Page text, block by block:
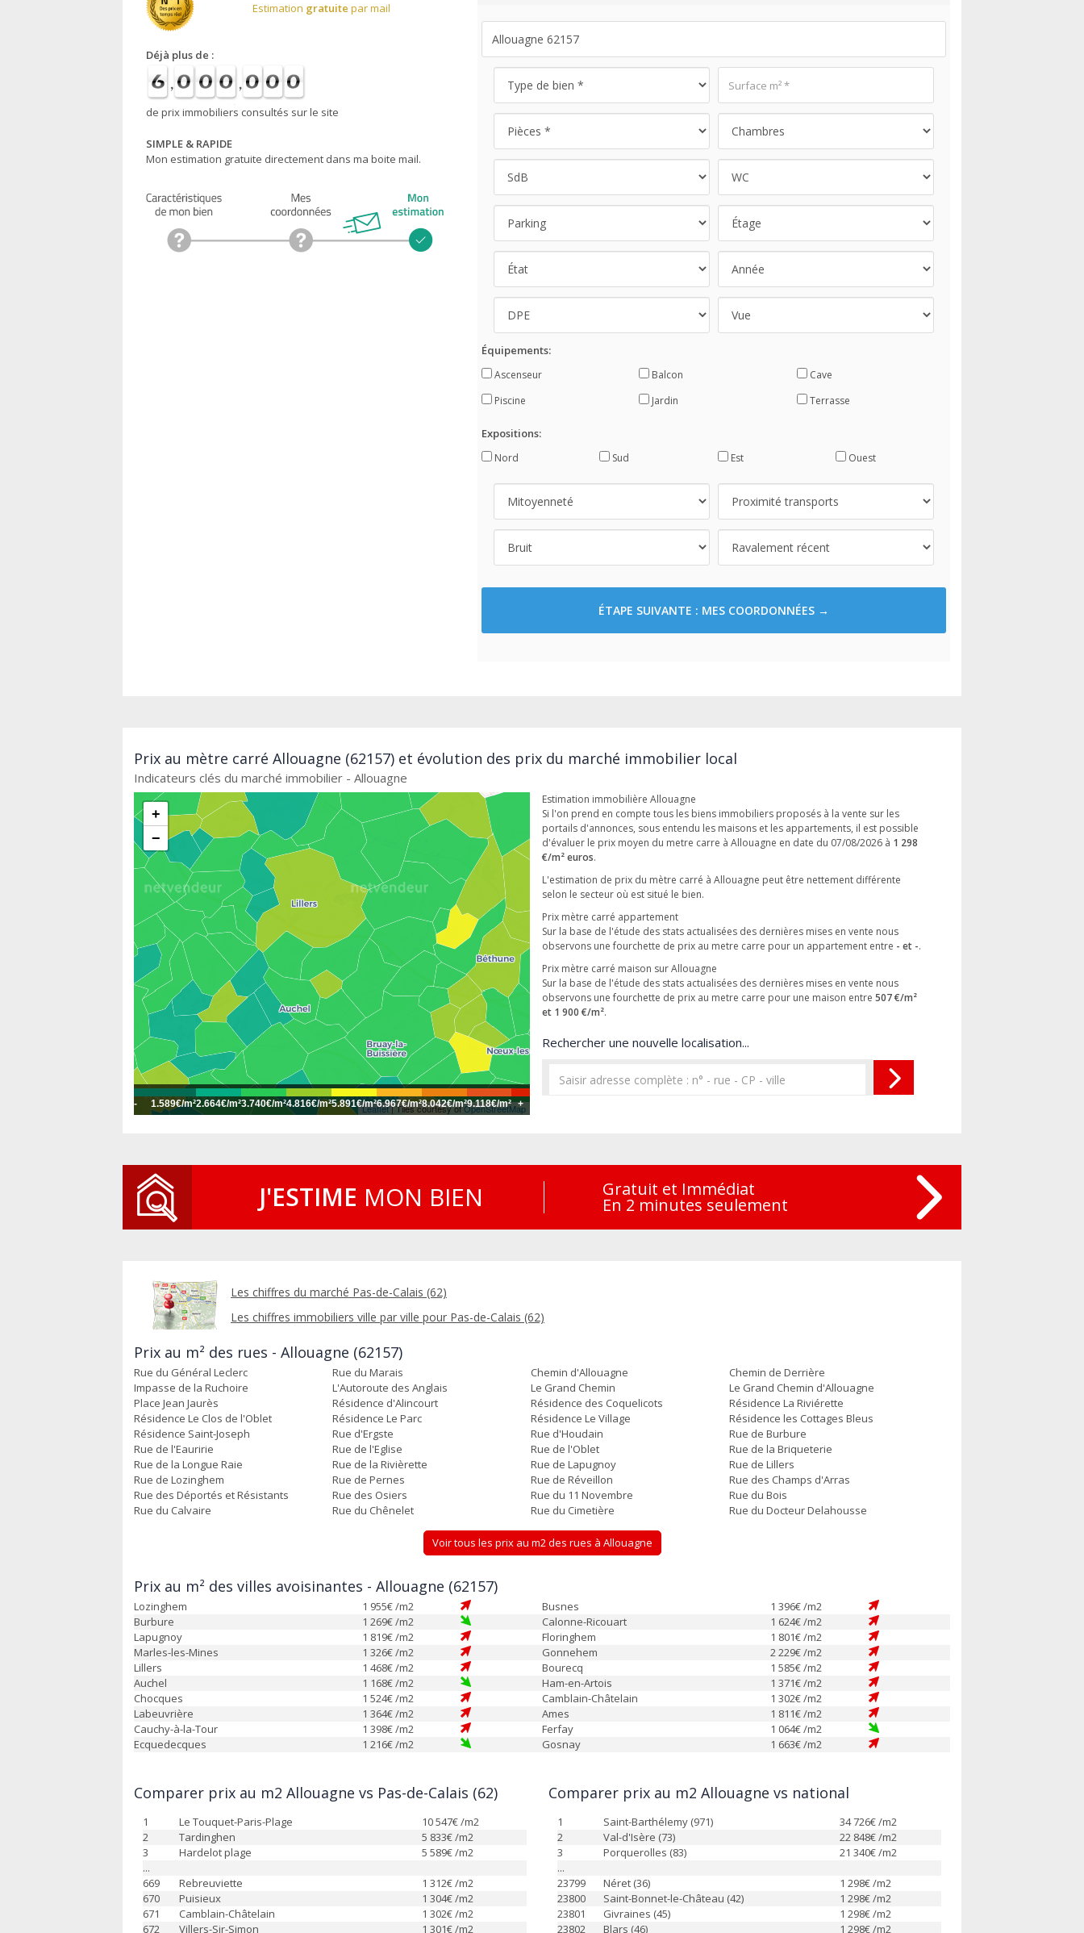
Estimation gratuite par mail
Déjà plus de :
de prix immobiliers consultés sur le site
SIMPLE & RAPIDE
Mon estimation gratuite directement dans ma boite mail.
Équipements:
Ascenseur Balcon
Cave
Piscine
Jardin Terrasse
Expositions:
Nord Sud Est Ouest
ÉTAPE SUIVANTE : MES COORDONNÉES →
Prix au mètre carré Allouagne (62157) et évolution des prix du marché immobilier local
Indicateurs clés du marché immobilier - Allouagne
+
−
Leaflet| Tiles courtesy ofOpenStreetMap
- 1.589€/m²2.664€/m²3.740€/m²4.816€/m²5.891€/m²6.967€/m²8.042€/m²9.118€/m² +
Estimation immobilière Allouagne
Si l'on prend en compte tous les biens immobiliers proposés à la vente sur les
portails d'annonces, sous entendu les maisons et les appartements, il est possible
d'évaluer le prix moyen du metre carre à Allouagne en date du 07/08/2026 à 1 298
€/m² euros.
L'estimation de prix du mètre carré à Allouagne peut être nettement différente
selon le secteur où est situé le bien.
Prix mètre carré appartement
Sur la base de l'étude des stats actualisées des dernières mises en vente nous
observons une fourchette de prix au metre carre pour un appartement entre - et -.
Prix mètre carré maison sur Allouagne
Sur la base de l'étude des stats actualisées des dernières mises en vente nous
observons une fourchette de prix au metre carre pour une maison entre 507 €/m²
et 1 900 €/m².
Rechercher une nouvelle localisation...
J'ESTIME MON BIEN Gratuit et Immédiat
En 2 minutes seulement
Les chiffres du marché Pas-de-Calais (62)
Les chiffres immobiliers ville par ville pour Pas-de-Calais (62)
Prix au m² des rues - Allouagne (62157)
Rue du Général Leclerc Rue du Marais Chemin d'Allouagne
Chemin de Derrière
Impasse de la Ruchoire
L'Autoroute des Anglais Le Grand Chemin
Le Grand Chemin d'Allouagne
Place Jean Jaurès
Résidence d'Alincourt Résidence des Coquelicots
Résidence La Riviérette
Résidence Le Clos de l'Oblet
Résidence Le Parc Résidence Le Village
Résidence les Cottages Bleus
Résidence Saint-Joseph
Rue d'Ergste Rue d'Houdain
Rue de Burbure
Rue de l'Eauririe
Rue de l'Eglise Rue de l'Oblet
Rue de la Briqueterie
Rue de la Longue Raie
Rue de la Rivièrette Rue de Lapugnoy
Rue de Lillers
Rue de Lozinghem
Rue de Pernes Rue de Réveillon
Rue des Champs d'Arras
Rue des Déportés et Résistants
Rue des Osiers Rue du 11 Novembre
Rue du Bois
Rue du Calvaire
Rue du Chênelet Rue du Cimetière Rue du Docteur Delahousse
Voir tous les prix au m2 des rues à Allouagne
Prix au m² des villes avoisinantes - Allouagne (62157)
Lozinghem 1 955€ /m2
Burbure
1 269€ /m2
Lapugnoy
1 819€ /m2
Marles-les-Mines
1 326€ /m2
Lillers
1 468€ /m2
Auchel
1 168€ /m2
Chocques
1 524€ /m2
Labeuvrière
1 364€ /m2
Cauchy-à-la-Tour
1 398€ /m2
Ecquedecques
1 216€ /m2
Busnes 1 396€ /m2
Calonne-Ricouart
1 624€ /m2
Floringhem
1 801€ /m2
Gonnehem
2 229€ /m2
Bourecq
1 585€ /m2
Ham-en-Artois
1 371€ /m2
Camblain-Châtelain
1 302€ /m2
Ames
1 811€ /m2
Ferfay
1 064€ /m2
Gosnay
1 663€ /m2
Comparer prix au m2 Allouagne vs Pas-de-Calais (62)
1 Le Touquet-Paris-Plage 10 547€ /m2
2
Tardinghen 5 833€ /m2
3
Hardelot plage 5 589€ /m2
...
669
Rebreuviette 1 312€ /m2
670
Puisieux 1 304€ /m2
671
Camblain-Châtelain 1 302€ /m2
672
Villers-Sir-Simon 1 301€ /m2
Comparer prix au m2 Allouagne vs national
1 Saint-Barthélemy (971) 34 726€ /m2
2
Val-d'Isère (73) 22 848€ /m2
3
Porquerolles (83) 21 340€ /m2
...
23799
Néret (36) 1 298€ /m2
23800
Saint-Bonnet-le-Château (42) 1 298€ /m2
23801
Givraines (45) 1 298€ /m2
23802
Blars (46) 1 298€ /m2